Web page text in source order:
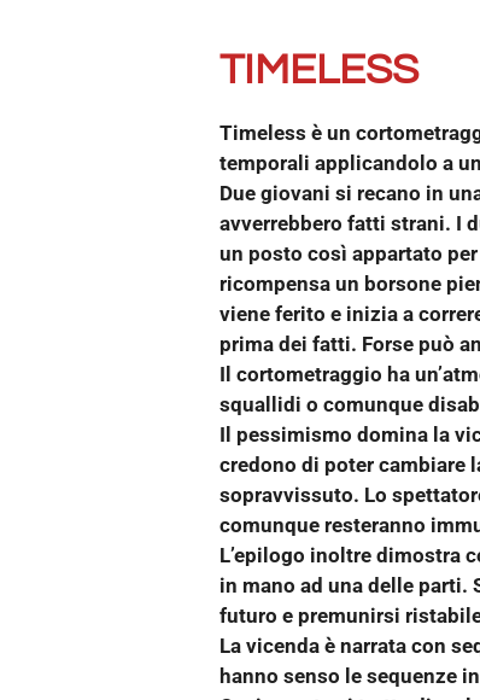
TIMELESS
Timeless è un
temporali applicandolo a
Due giovani si recano in
avverrebbero fatti strani. I
un posto così appartato
ricompensa un borsone
viene ferito e inizia a
prima dei fatti. Forse può
Il cortometraggio ha
squallidi o comunque
Il pessimismo domina la
credono di poter cambiare
sopravvissuto. Lo
comunque resteranno
L’epilogo inoltre dimostra
in mano ad una delle parti.
futuro e premunirsi
La vicenda è narrata con
hanno senso le sequenze